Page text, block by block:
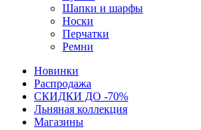
Шапки и шарфы
Носки
Перчатки
Ремни
Новинки
Распродажа
СКИДКИ ДО -70%
Льняная коллекция
Магазины